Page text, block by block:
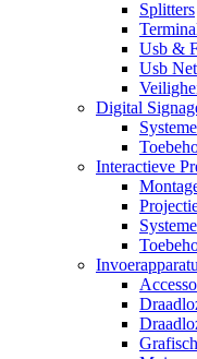
Splitters
Usb &
Usb
Digital
Interactieve